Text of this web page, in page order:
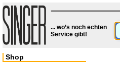
... wo’s noch echten
Service gibt!
Shop